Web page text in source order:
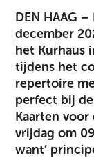
DEN HAAG
december
het Kurhaus
tijdens het
repertoire
perfect bij
Kaarten voor
vrijdag om
want’